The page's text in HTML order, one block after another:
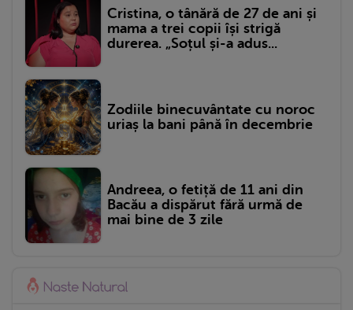
Cristina, o tânără de 27 de ani și
mama a trei copii își strigă
durerea. „Soțul și-a adus...
Zodiile binecuvântate cu noroc
uriaș la bani până în decembrie
Andreea, o fetiță de 11 ani din
Bacău a dispărut fără urmă de
mai bine de 3 zile